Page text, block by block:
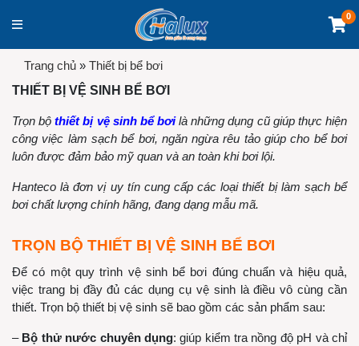
0
Trang chủ » Thiết bị bể bơi
THIẾT BỊ VỆ SINH BỂ BƠI
Trọn bộ thiết bị vệ sinh bể bơi là những dụng cũ giúp thực hiện
công việc làm sạch bể bơi, ngăn ngừa rêu tảo giúp cho bể bơi
luôn được đảm bảo mỹ quan và an toàn khi bơi lội.
Hanteco là đơn vị uy tín cung cấp các loại thiết bị làm sạch bể
bơi chất lượng chính hãng, đang dạng mẫu mã.
TRỌN BỘ THIẾT BỊ VỆ SINH BỂ BƠI
Để có một quy trình vệ sinh bể bơi đúng chuẩn và hiệu quả,
việc trang bị đầy đủ các dụng cụ vệ sinh là điều vô cùng cần
thiết. Trọn bộ thiết bị vệ sinh sẽ bao gồm các sản phẩm sau:
– Bộ thử nước chuyên dụng: giúp kiểm tra nồng độ pH và chỉ